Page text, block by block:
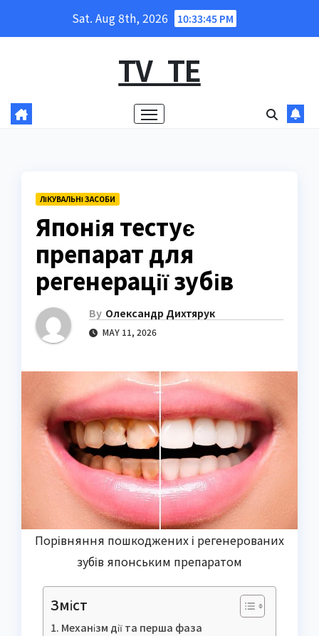
Sat. Aug 8th, 2026 10:33:46 PM
TV_TE
ЛІКУВАЛЬНІ ЗАСОБИ
Японія тестує
препарат для
регенерації зубів
By Олександр Дихтярук
MAY 11, 2026
Порівняння пошкоджених і регенерованих
зубів японським препаратом
Зміст
Механізм дії та перша фаза